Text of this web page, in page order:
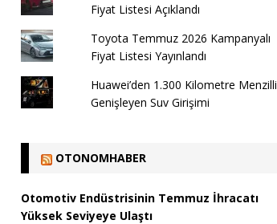
Fiyat Listesi Açıklandı
Toyota Temmuz 2026 Kampanyalı
Fiyat Listesi Yayınlandı
Huawei’den 1.300 Kilometre Menzilli
Genişleyen Suv Girişimi
OTONOMHABER
Otomotiv Endüstrisinin Temmuz İhracatı
Yüksek Seviyeye Ulaştı